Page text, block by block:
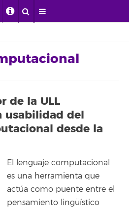
de la ULL
usabilidad del
desde la
El lenguaje computacional
es una herramienta que
actúa como puente entre el
pensamiento lingüístico